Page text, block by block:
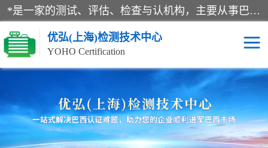
*是一家的测试、评估、检查与认机构，主要从事巴西NR10认证、NR12认证、NR13认证；ANATEL认证、INMTRO认证，欧盟CE认证：MD认证，PED认证，MID认证，ATEX认证，德国蓝色天使认证。
优弘(上海)检测技术中心
YOHO Certification
RECYCLASS认证 NR10认证
NR12认证 NR13认证